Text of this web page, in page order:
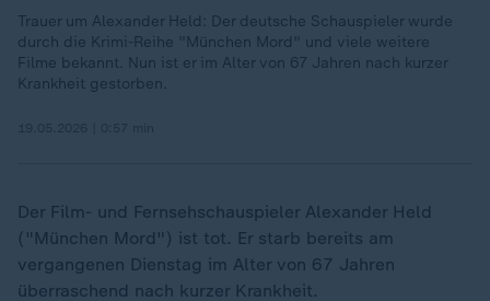
Trauer um Alexander Held: Der deutsche Schauspieler wurde
durch die Krimi-Reihe "München Mord" und viele weitere
Filme bekannt. Nun ist er im Alter von 67 Jahren nach kurzer
Krankheit gestorben.
Der Film- und Fernsehschauspieler Alexander Held
("München Mord") ist tot. Er starb bereits am
vergangenen Dienstag im Alter von 67 Jahren
überraschend nach kurzer Krankheit.